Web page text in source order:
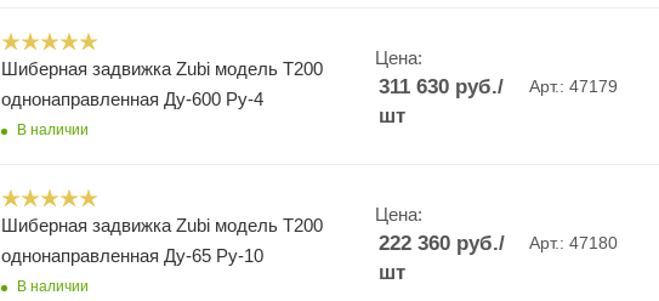
Шиберная задвижка Zubi модель Т200
однонаправленная Ду-600 Ру-4
В наличии
Цена:
311 630руб./
шт
Арт.: 47179
Шиберная задвижка Zubi модель Т200
однонаправленная Ду-65 Ру-10
В наличии
Цена:
222 360руб./
шт
Арт.: 47180